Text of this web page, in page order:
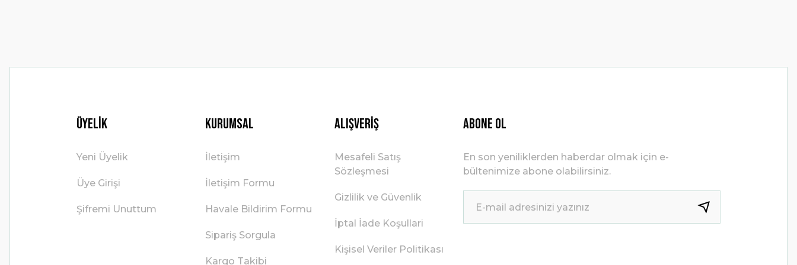
Üyelik
Yeni Üyelik
Üye Girişi
Şifremi Unuttum
Kurumsal
İletişim
İletişim Formu
Havale Bildirim Formu
Sipariş Sorgula
Kargo Takibi
Alışveriş
Mesafeli Satış
Sözleşmesi
Gizlilik ve Güvenlik
İptal İade Koşullari
Kişisel Veriler Politikası
ABONE OL
En son yeniliklerden haberdar olmak için e-
bültenimize abone olabilirsiniz.